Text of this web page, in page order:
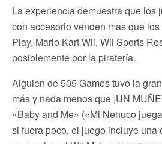
La experiencia demuestra que los
con accesorio venden mas que
Play, Mario Kart Wii, Wii Sports
posiblemente por la piratería.
Alguien de 505 Games tuvo la
más y nada menos que ¡UN
«Baby and Me» («Mi Nenuco
si fuera poco, el juego incluye una